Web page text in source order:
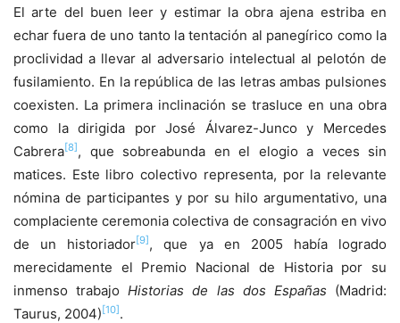
El arte del buen leer y estimar la obra ajena estriba en
echar fuera de uno tanto la tentación al panegírico como la
proclividad a llevar al adversario intelectual al pelotón de
fusilamiento. En la república de las letras ambas pulsiones
coexisten. La primera inclinación se trasluce en una obra
como la dirigida por José Álvarez-Junco y Mercedes
Cabrera[8] , que sobreabunda en el elogio a veces sin
matices. Este libro colectivo representa, por la relevante
nómina de participantes y por su hilo argumentativo, una
complaciente ceremonia colectiva de consagración en vivo
de un historiador[9] , que ya en 2005 había logrado
merecidamente el Premio Nacional de Historia por su
inmenso trabajoHistorias de las dos Españas (Madrid:
Taurus, 2004) [10] .